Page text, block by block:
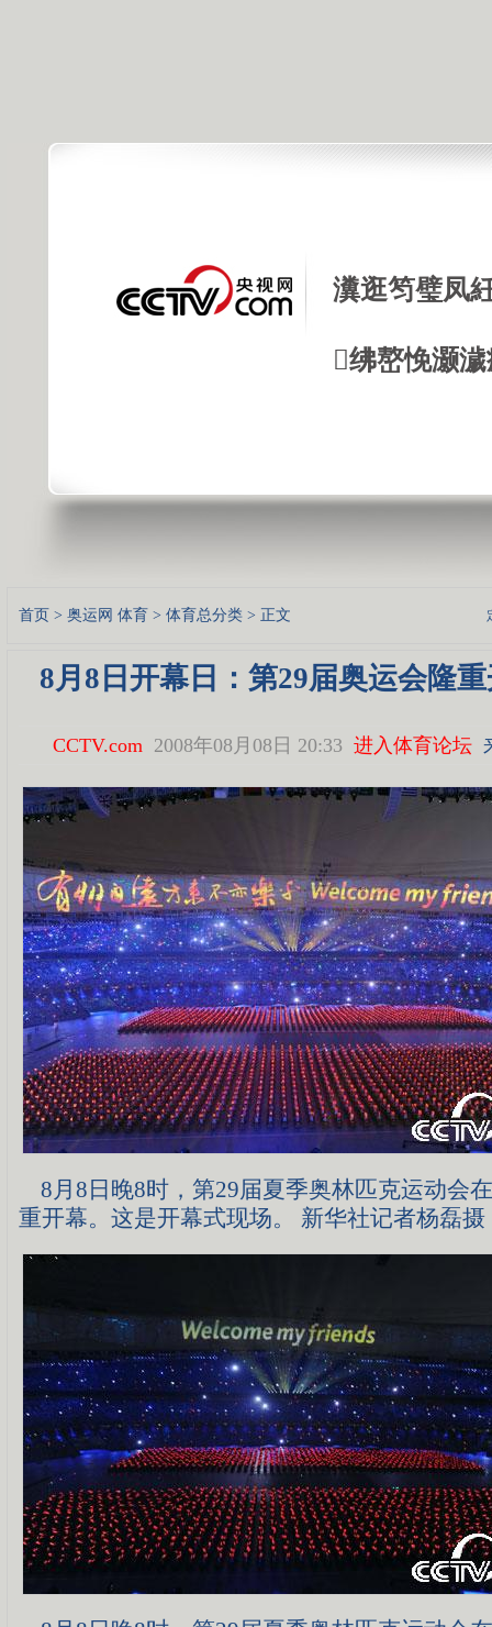
瀵逛笉璧凤
绋嶅悗灏
首页 > 奥运网 体育 > 体育总分类 > 正文
8月8日开幕日：第29届奥运会隆
CCTV.com 2008年08月08日 20:33 进入体育论坛
8月8日晚8时，第29届夏季奥林匹克运动会
重开幕。这是开幕式现场。 新华社记者杨磊摄